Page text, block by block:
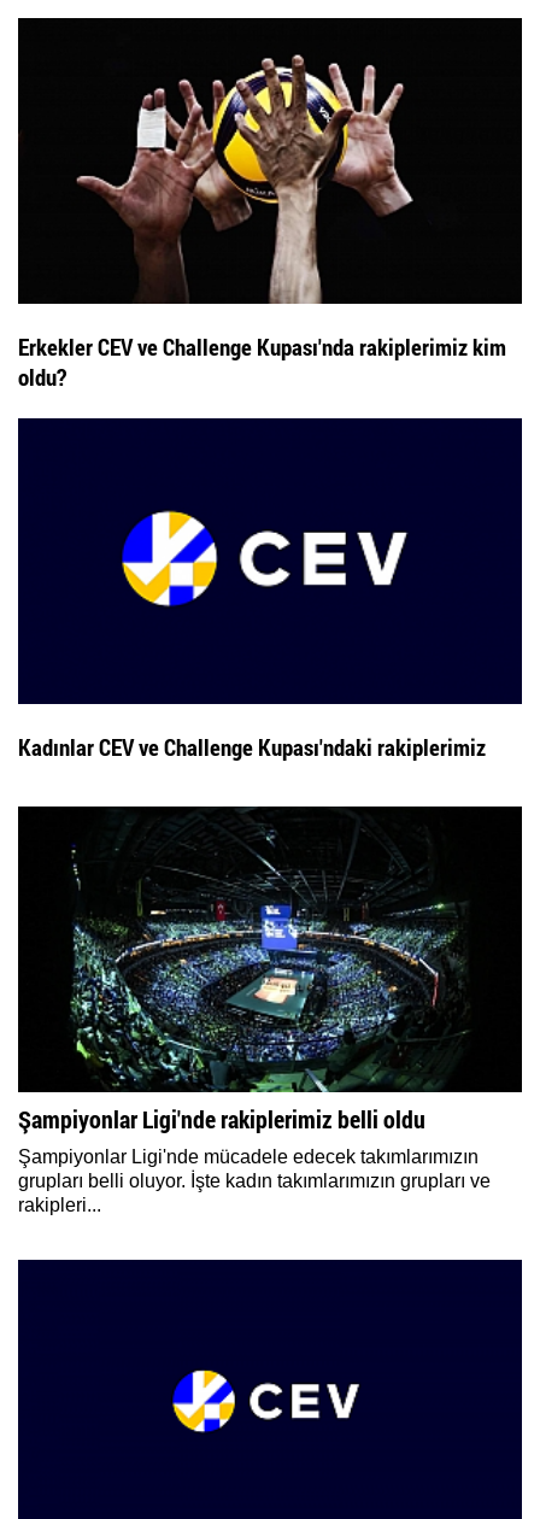
Erkekler CEV ve Challenge Kupası'nda rakiplerimiz kim
oldu?
Kadınlar CEV ve Challenge Kupası'ndaki rakiplerimiz
Şampiyonlar Ligi'nde rakiplerimiz belli oldu
Şampiyonlar Ligi'nde mücadele edecek takımlarımızın
grupları belli oluyor. İşte kadın takımlarımızın grupları ve
rakipleri...